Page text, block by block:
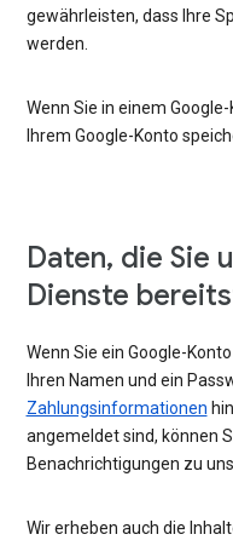
gewährleisten, dass Ihre
werden.
Wenn Sie in einem
Ihrem Google-Konto
Daten, die Sie
Dienste
Wenn Sie ein Google-
Ihren Namen und ein
Zahlungsinformationen
angemeldet sind, können
Benachrichtigungen zu
Wir erheben auch die